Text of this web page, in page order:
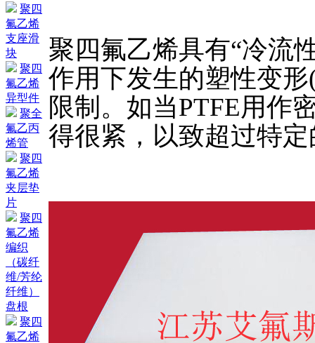
聚四
氟乙烯
支座滑
块
聚四
氟乙烯
异型件
聚全
氟乙丙
烯管
聚四
氟乙烯
夹层垫
片
聚四
氟乙烯
编织
（碳纤
维/芳纶
纤维）
盘根
聚四
氟乙烯
聚四氟乙烯具有“冷流
作用下发生的塑性变
限制。如当PTFE用作
得很紧，以致超过特